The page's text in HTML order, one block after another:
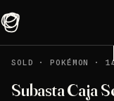
SOLD
·POKÉMON ·
Subasta Caja